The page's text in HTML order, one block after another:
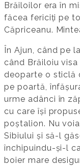
Brăiloilor era în
făcea fericiți pe
Căpriceanu.
În Ajun, când pe
când Brăiloiu
deoparte o sticlă
pe poartă,
urme adânci în
cu care își
poștalion. Nu
Sibiului și să-l
închipuindu-și-l
boier mare